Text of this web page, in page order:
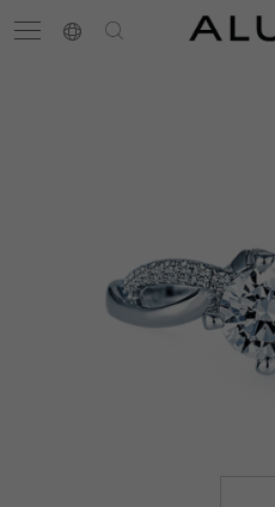
最新消息 門市